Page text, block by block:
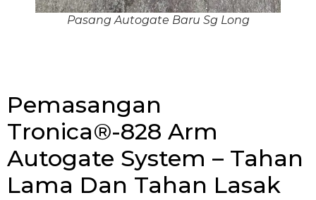
Pasang Autogate Baru Sg Long
Pemasangan
Tronica®-828 Arm
Autogate System – Tahan
Lama Dan Tahan Lasak